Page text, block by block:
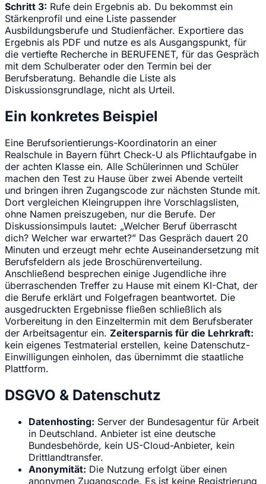
Schritt 3: Rufe dein Ergebnis ab. Du bekommst ein
Stärkenprofil und eine Liste passender
Ausbildungsberufe und Studienfächer. Exportiere das
Ergebnis als PDF und nutze es als Ausgangspunkt, für
die vertiefte Recherche in BERUFENET, für das Gespräch
mit dem Schulberater oder den Termin bei der
Berufsberatung. Behandle die Liste als
Diskussionsgrundlage, nicht als Urteil.
Ein konkretes Beispiel
Eine Berufsorientierungs-Koordinatorin an einer
Realschule in Bayern führt Check-U als Pflichtaufgabe in
der achten Klasse ein. Alle Schülerinnen und Schüler
machen den Test zu Hause über zwei Abende verteilt
und bringen ihren Zugangscode zur nächsten Stunde mit.
Dort vergleichen Kleingruppen ihre Vorschlagslisten,
ohne Namen preiszugeben, nur die Berufe. Der
Diskussionsimpuls lautet: „Welcher Beruf überrascht
dich? Welcher war erwartet?” Das Gespräch dauert 20
Minuten und erzeugt mehr echte Auseinandersetzung mit
Berufsfeldern als jede Broschürenverteilung.
Anschließend besprechen einige Jugendliche ihre
überraschenden Treffer zu Hause mit einem KI-Chat, der
die Berufe erklärt und Folgefragen beantwortet. Die
ausgedruckten Ergebnisse fließen schließlich als
Vorbereitung in den Einzeltermin mit dem Berufsberater
der Arbeitsagentur ein. Zeitersparnis für die Lehrkraft:
kein eigenes Testmaterial erstellen, keine Datenschutz-
Einwilligungen einholen, das übernimmt die staatliche
Plattform.
DSGVO & Datenschutz
Datenhosting: Server der Bundesagentur für Arbeit
in Deutschland. Anbieter ist eine deutsche
Bundesbehörde, kein US-Cloud-Anbieter, kein
Drittlandtransfer.
Anonymität: Die Nutzung erfolgt über einen
anonymen Zugangscode. Es ist keine Registrierung